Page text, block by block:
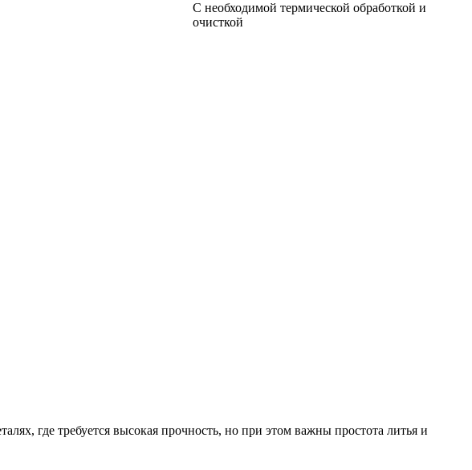
С необходимой термической обработкой и
очисткой
где требуется высокая прочность, но при этом важны простота литья и